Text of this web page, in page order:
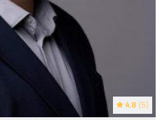
4.8 (5)